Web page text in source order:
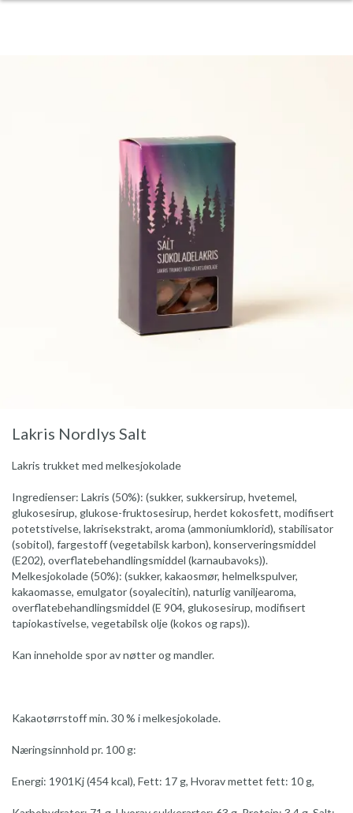
Lakris Nordlys Salt
Lakris trukket med melkesjokolade
Ingredienser: Lakris (50%): (sukker, sukkersirup, hvetemel,
glukosesirup, glukose-fruktosesirup, herdet kokosfett, modifisert
potetstivelse, lakrisekstrakt, aroma (ammoniumklorid), stabilisator
(sobitol), fargestoff (vegetabilsk karbon), konserveringsmiddel
(E202), overflatebehandlingsmiddel (karnaubavoks)).
Melkesjokolade (50%): (sukker, kakaosmør, helmelkspulver,
kakaomasse, emulgator (soyalecitin), naturlig vaniljearoma,
overflatebehandlingsmiddel (E 904, glukosesirup, modifisert
tapiokastivelse, vegetabilsk olje (kokos og raps)).
Kan inneholde spor av nøtter og mandler.
Kakaotørrstoff min. 30 % i melkesjokolade.
Næringsinnhold pr. 100 g:
Energi: 1901Kj (454 kcal), Fett: 17 g, Hvorav mettet fett: 10 g,